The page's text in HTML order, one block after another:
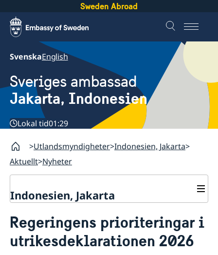
Sweden Abroad
SvenskaEnglish
Sveriges ambassad
Jakarta, Indonesien
Lokal tid01:29
Utlandsmyndigheter Indonesien, Jakarta
Aktuellt Nyheter
Indonesien, Jakarta
Om oss
Ambassadens personal
Lediga tjänster och praktik
Så stöttar vi svenska företag
Regeringens prioriteringar i
utrikesdeklarationen 2026